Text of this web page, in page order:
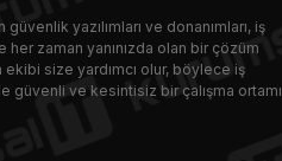
yazılımları ve donanımları, iş
zaman yanınızda olan bir çözüm
size yardımcı olur, böylece iş
ve kesintisiz bir çalışma ortamı